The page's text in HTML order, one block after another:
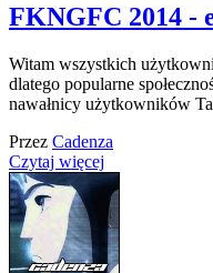
FKNGFC 2014 -
Witam wszystkich
dlatego popularne
nawałnicy użytkowników
Przez Cadenza
Czytaj więcej